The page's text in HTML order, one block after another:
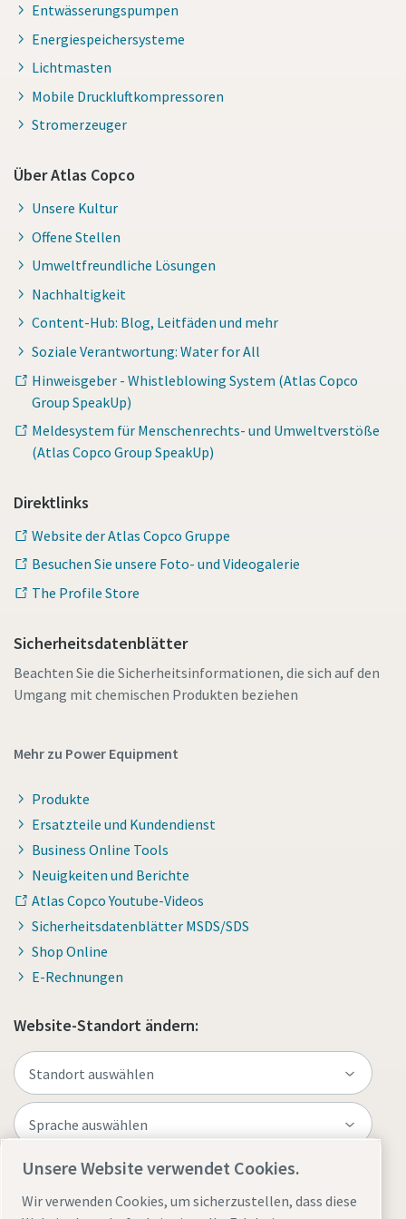
Entwässerungspumpen
Energiespeichersysteme
Lichtmasten
Mobile Druckluftkompressoren
Stromerzeuger
Über Atlas Copco
Unsere Kultur
Offene Stellen
Umweltfreundliche Lösungen
Nachhaltigkeit
Content-Hub: Blog, Leitfäden und mehr
Soziale Verantwortung: Water for All
Hinweisgeber - Whistleblowing System (Atlas Copco
Group SpeakUp)
Meldesystem für Menschenrechts- und Umweltverstöße
(Atlas Copco Group SpeakUp)
Direktlinks
Website der Atlas Copco Gruppe
Besuchen Sie unsere Foto- und Videogalerie
The Profile Store
Sicherheitsdatenblätter
Beachten Sie die Sicherheitsinformationen, die sich auf den
Umgang mit chemischen Produkten beziehen
Mehr zu Power Equipment
Produkte
Ersatzteile und Kundendienst
Business Online Tools
Neuigkeiten und Berichte
Atlas Copco Youtube-Videos
Sicherheitsdatenblätter MSDS/SDS
Shop Online
E-Rechnungen
Website-Standort ändern:
Website besuchen
Unsere Website verwendet Cookies.
Wir verwenden Cookies, um sicherzustellen, dass diese